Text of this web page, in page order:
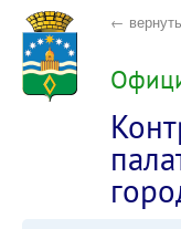
←
округа